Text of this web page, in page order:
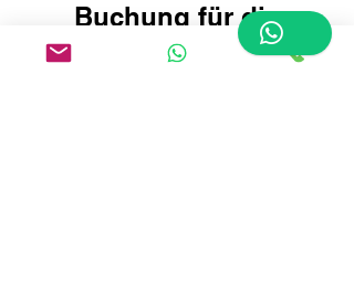
Buchung für die
Gepäcklieferung am